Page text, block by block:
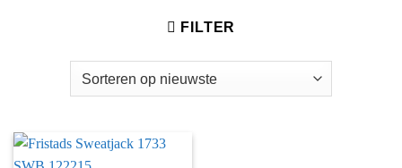
FILTER